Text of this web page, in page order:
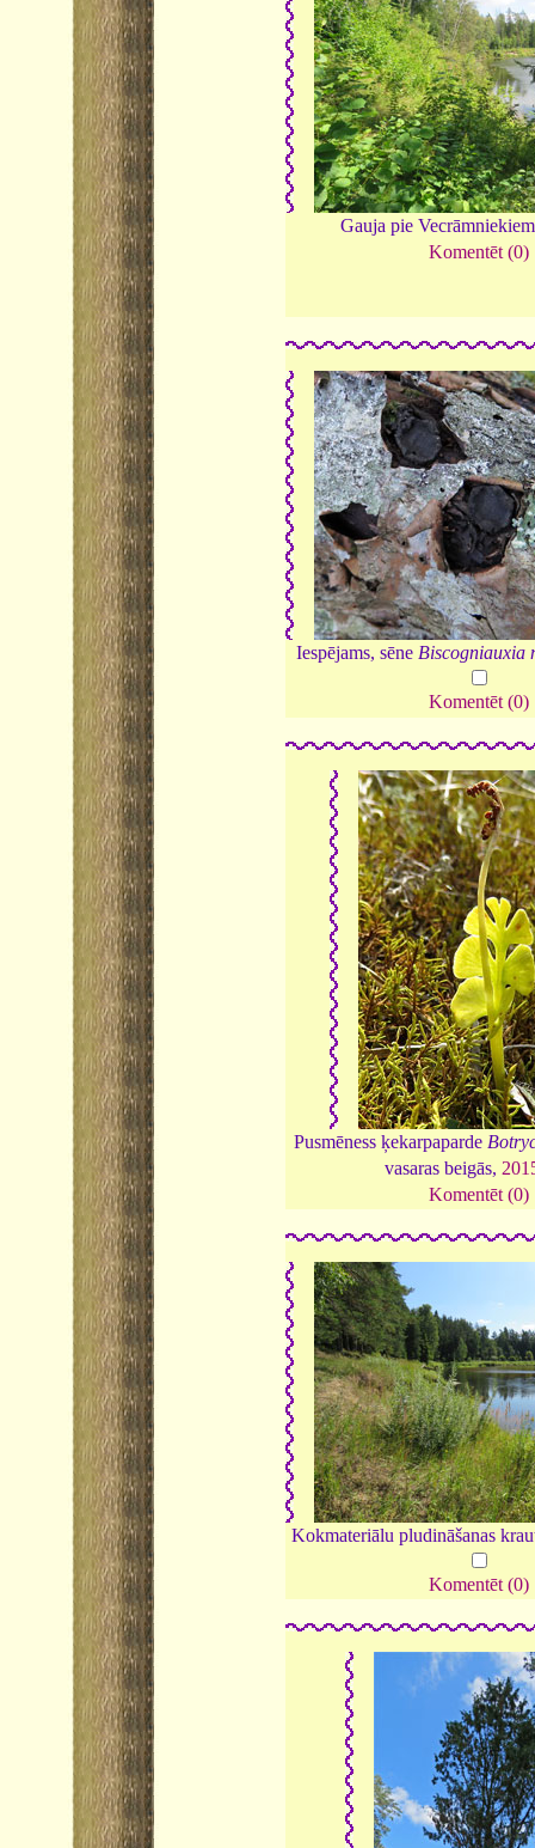
Gauja pie
Komentēt (0)
Iespējams, sēne Biscogniauxia
Komentēt (0)
Pusmēness ķekarpaparde
vasaras beigās,
Komentēt (0)
Kokmateriālu pludināšanas
Komentēt (0)